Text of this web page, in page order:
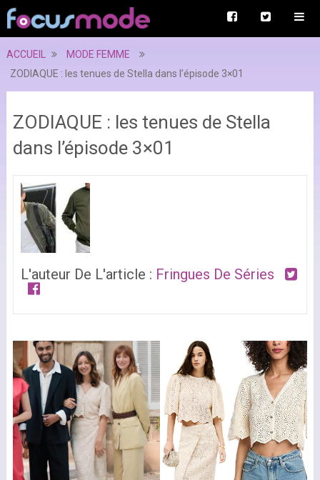
ACCUEIL
MODE FEMME
ZODIAQUE : les tenues de Stella dans l’épisode 3×01
ZODIAQUE : les tenues de Stella
dans l’épisode 3×01
L'auteur De L'article : Fringues De Séries